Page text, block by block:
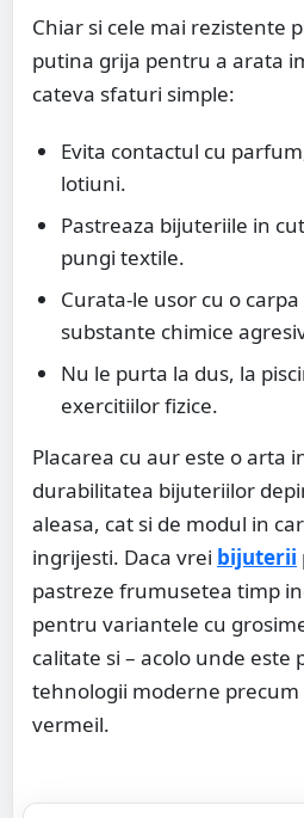
Chiar si cele mai rezistente
putina grija pentru a arata
cateva sfaturi simple:
Evita contactul cu
lotiuni.
Pastreaza bijuteriile in
pungi textile.
Curata-le usor cu o
substante chimice
Nu le purta la dus, la
exercitiilor fizice.
Placarea cu aur este o arta
durabilitatea bijuteriilor
aleasa, cat si de modul in
ingrijesti. Daca vrei bijuterii
pastreze frumusetea timp
pentru variantele cu
calitate si – acolo unde este
tehnologii moderne precum
vermeil.